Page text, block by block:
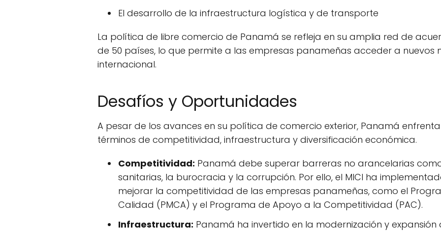
El desarrollo de la infraestructura logística y de transporte
La política de libre comercio de Panamá se refleja en su amplia red de
de 50 países, lo que permite a las empresas panameñas acceder a nuevos
internacional.
Desafíos y Oportunidades
A pesar de los avances en su política de comercio exterior, Panamá
términos de competitividad, infraestructura y diversificación económica.
Competitividad: Panamá debe superar barreras no arancelarias
sanitarias, la burocracia y la corrupción. Por ello, el MICI ha
mejorar la competitividad de las empresas panameñas, como el
Calidad (PMCA) y el Programa de Apoyo a la Competitividad (PAC).
Infraestructura: Panamá ha invertido en la modernización y